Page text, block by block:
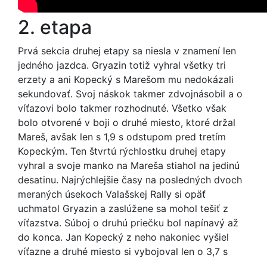
2. etapa
Prvá sekcia druhej etapy sa niesla v znamení len
jedného jazdca. Gryazin totiž vyhral všetky tri
erzety a ani Kopecký s Marešom mu nedokázali
sekundovať. Svoj náskok takmer zdvojnásobil a o
víťazovi bolo takmer rozhodnuté. Všetko však
bolo otvorené v boji o druhé miesto, ktoré držal
Mareš, avšak len s 1,9 s odstupom pred tretím
Kopeckým. Ten štvrtú rýchlostku druhej etapy
vyhral a svoje manko na Mareša stiahol na jedinú
desatinu. Najrýchlejšie časy na posledných dvoch
meraných úsekoch Valašskej Rally si opäť
uchmatol Gryazin a zaslúžene sa mohol tešiť z
víťazstva. Súboj o druhú priečku bol napínavý až
do konca. Jan Kopecký z neho nakoniec vyšiel
víťazne a druhé miesto si vybojoval len o 3,7 s